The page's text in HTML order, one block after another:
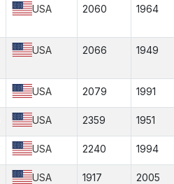
USA 2060 1964
USA 2066 1949
USA 2079 1991
USA 2359 1951
USA 2240 1994
USA 1917 2005